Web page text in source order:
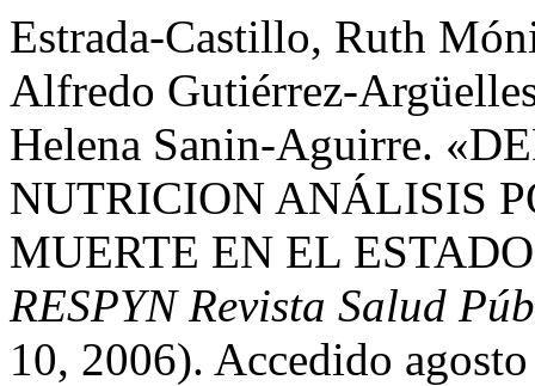
Estrada-Castillo, Ruth
Alfredo Gutiérrez-
Helena Sanin-Aguirre.
NUTRICION ANÁLISIS
MUERTE EN EL
RESPYN Revista Salud
10, 2006). Accedido